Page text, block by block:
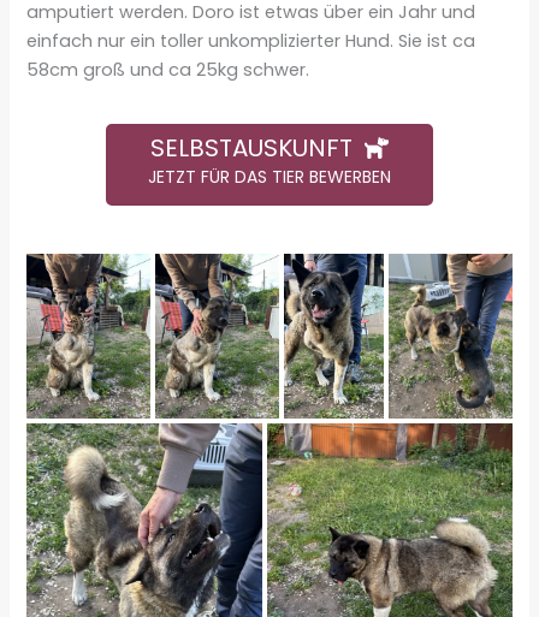
amputiert werden. Doro ist etwas über ein Jahr und
einfach nur ein toller unkomplizierter Hund. Sie ist ca
58cm groß und ca 25kg schwer.
SELBSTAUSKUNFT
JETZT FÜR DAS TIER BEWERBEN